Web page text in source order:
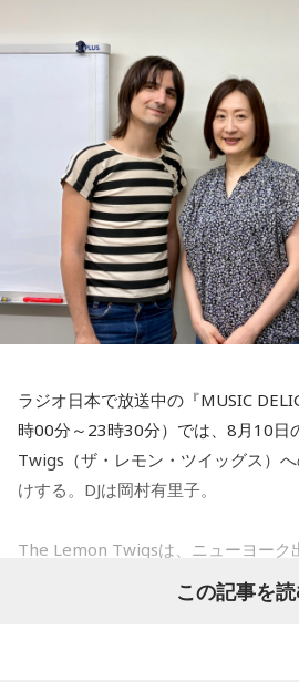
ラジオ日本で放送中の『MUSIC
時00分～23時30分）では、8月10日
Twigs（ザ・レモン・ツイッグス）
けする。DJは岡村有里子。
The Lemon Twigsは、ニューヨーク
ケル・ダダリオによる兄弟デュオ。
Hollywood』で鮮烈なデビューを果
この記事を